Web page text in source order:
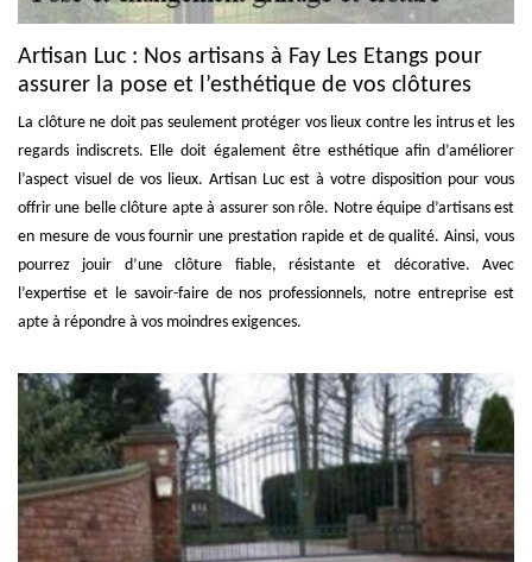
Artisan Luc : Nos artisans à Fay Les Etangs pour
assurer la pose et l’esthétique de vos clôtures
La clôture ne doit pas seulement protéger vos lieux contre les intrus et les
regards indiscrets. Elle doit également être esthétique afin d’améliorer
l’aspect visuel de vos lieux. Artisan Luc est à votre disposition pour vous
offrir une belle clôture apte à assurer son rôle. Notre équipe d’artisans est
en mesure de vous fournir une prestation rapide et de qualité. Ainsi, vous
pourrez jouir d’une clôture fiable, résistante et décorative. Avec
l’expertise et le savoir-faire de nos professionnels, notre entreprise est
apte à répondre à vos moindres exigences.